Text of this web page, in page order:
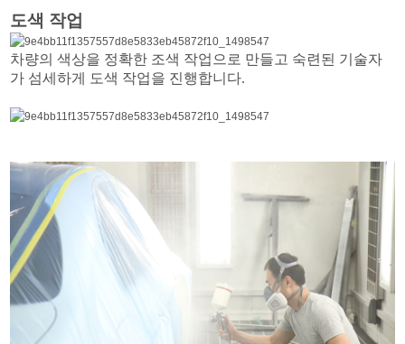
도색 작업
차량의 색상을 정확한 조색 작업으로 만들고 숙련된 기술자
가 섬세하게 도색 작업을 진행합니다.